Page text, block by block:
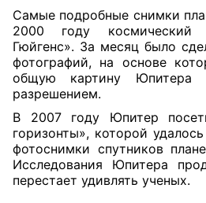
Самые подробные снимки
2000 году космический
Гюйгенс». За месяц было
фотографий, на основе
общую картину
разрешением.
В 2007 году Юпитер
горизонты», которой
фотоснимки спутников
Исследования Юпитера
перестает удивлять ученых.